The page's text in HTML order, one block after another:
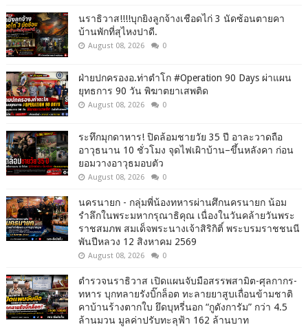
นราธิวาส!!!!บุกยิงลูกจ้างเชือดไก่ 3 นัดซ้อนตายคา
บ้านพักที่สุไหงปาดี.
August 08, 2026 0
ฝ่ายปกครองอ.ท่าตำโก #Operation 90 Days ผ่าแผน
ยุทธการ 90 วัน พิฆาตยาเสพติด
August 08, 2026 0
ระทึกมุกดาหาร! ปิดล้อมชายวัย 35 ปี อาละวาดถือ
อาวุธนาน 10 ชั่วโมง จุดไฟเผิาบ้าน–ขึ้นหลังคา ก่อน
ยอมวางอาวุธมอบตัว
August 08, 2026 0
นครนายก - กลุ่มพี่น้องทหารผ่านศึกนครนายก น้อม
รำลึกในพระมหากรุณาธิคุณ เนื่องในวันคล้ายวันพระ
ราชสมภพ สมเด็จพระนางเจ้าสิริกิติ์ พระบรมราชชนนี
พันปีหลวง 12 สิงหาคม 2569
August 08, 2026 0
ตำรวจนราธิวาส เปิดแผนจับมือสรรพสามิต-ศุลกากร-
ทหาร บุกทลายรังบิ๊กล็อต ทะลายยาสูบเถื่อนข้ามชาติ
คาบ้านร้างตากใบ ยึดบุหรี่นอก “กูดังการัม” กว่า 4.5
ล้านมวน มูลค่าปรับทะลุฟ้า 162 ล้านบาท